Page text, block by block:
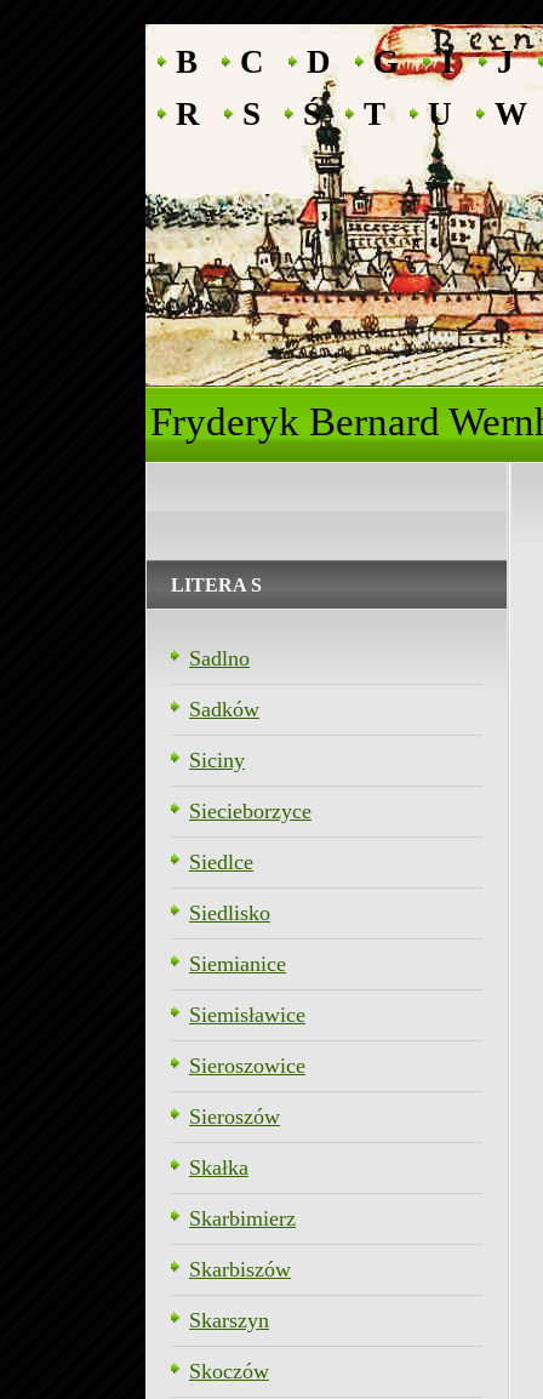
B C D G I
J
R
S Ś T U W
Fryderyk
LITERA S
Sadlno
Sadków
Siciny
Siecieborzyce
Siedlce
Siedlisko
Siemianice
Siemisławice
Sieroszowice
Sieroszów
Skałka
Skarbimierz
Skarbiszów
Skarszyn
Skoczów